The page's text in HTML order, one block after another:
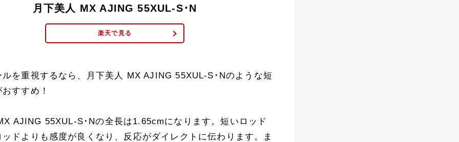
月下美人 MX AJING 55XUL-S･N
楽天で見る
ルを重視するなら、月下美人 MX AJING 55XUL-S･Nのような短
すすめ！
AJING 55XUL-S･Nの全長は1.65cmになります。短いロッド
ドよりも感度が良くなり、反応がダイレクトに伝わります。ま